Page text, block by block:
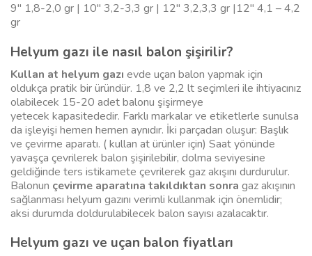
9″ 1,8-2,0 gr | 10″ 3,2-3,3 gr | 12″ 3,2,3,3 gr |12″ 4,1 – 4,2
gr
Helyum gazı ile nasıl balon şişirilir?
Kullan at helyum gazı evde uçan balon yapmak için
oldukça pratik bir üründür. 1,8 ve 2,2 lt seçimleri ile ihtiyacınız
olabilecek 15-20 adet balonu şişirmeye
yetecek kapasitededir. Farklı markalar ve etiketlerle sunulsa
da işleyişi hemen hemen aynıdır. İki parçadan oluşur: Başlık
ve çevirme aparatı. ( kullan at ürünler için) Saat yönünde
yavaşça çevrilerek balon şişirilebilir, dolma seviyesine
geldiğinde ters istikamete çevrilerek gaz akışını durdurulur.
Balonun çevirme aparatına takıldıktan sonra gaz akışının
sağlanması helyum gazını verimli kullanmak için önemlidir;
aksi durumda doldurulabilecek balon sayısı azalacaktır.
Helyum gazı ve uçan balon fiyatları